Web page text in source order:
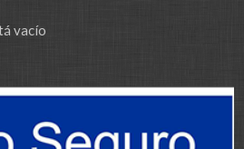
vacío